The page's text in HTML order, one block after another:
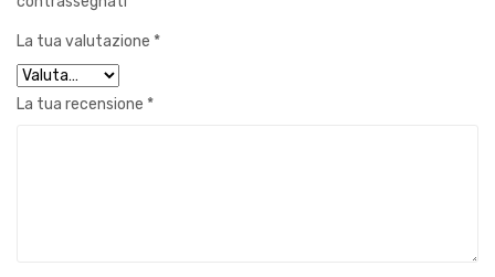
La tua valutazione *
La tua recensione *